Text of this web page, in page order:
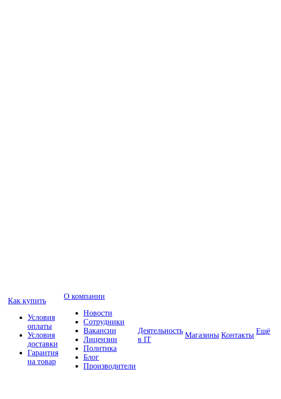
Как купить
Условия
оплаты
Условия
доставки
Гарантия
на товар
О компании
Новости
Сотрудники
Вакансии
Лицензии
Политика
Блог
Производители
Деятельность
в IT
Магазины Контакты Ещё